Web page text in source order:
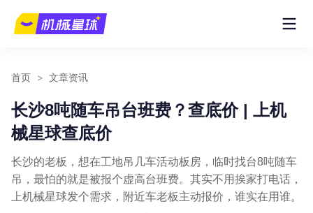
首页 > 文章资讯
长沙8吨随车吊台班费？查底价 | 上机
械星球查底价
长沙的老板，想在工地吊几车活动板房，临时找台8吨随车
吊，最怕的就是被报个虚高台班费。其实不用挨家打电话，
上机械星球发个需求，附近车老板主动报价，谁实在用谁。